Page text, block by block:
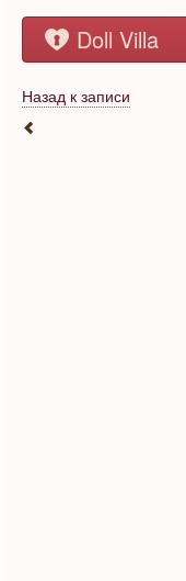
Doll Villa
Назад к записи